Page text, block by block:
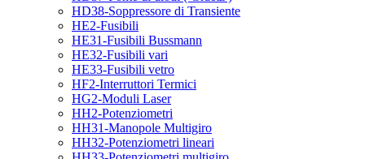
HD38-Soppressore di Transiente
HE2-Fusibili
HE31-Fusibili Bussmann
HE32-Fusibili vari
HE33-Fusibili vetro
HF2-Interruttori Termici
HG2-Moduli Laser
HH2-Potenziometri
HH31-Manopole Multigiro
HH32-Potenziometri lineari